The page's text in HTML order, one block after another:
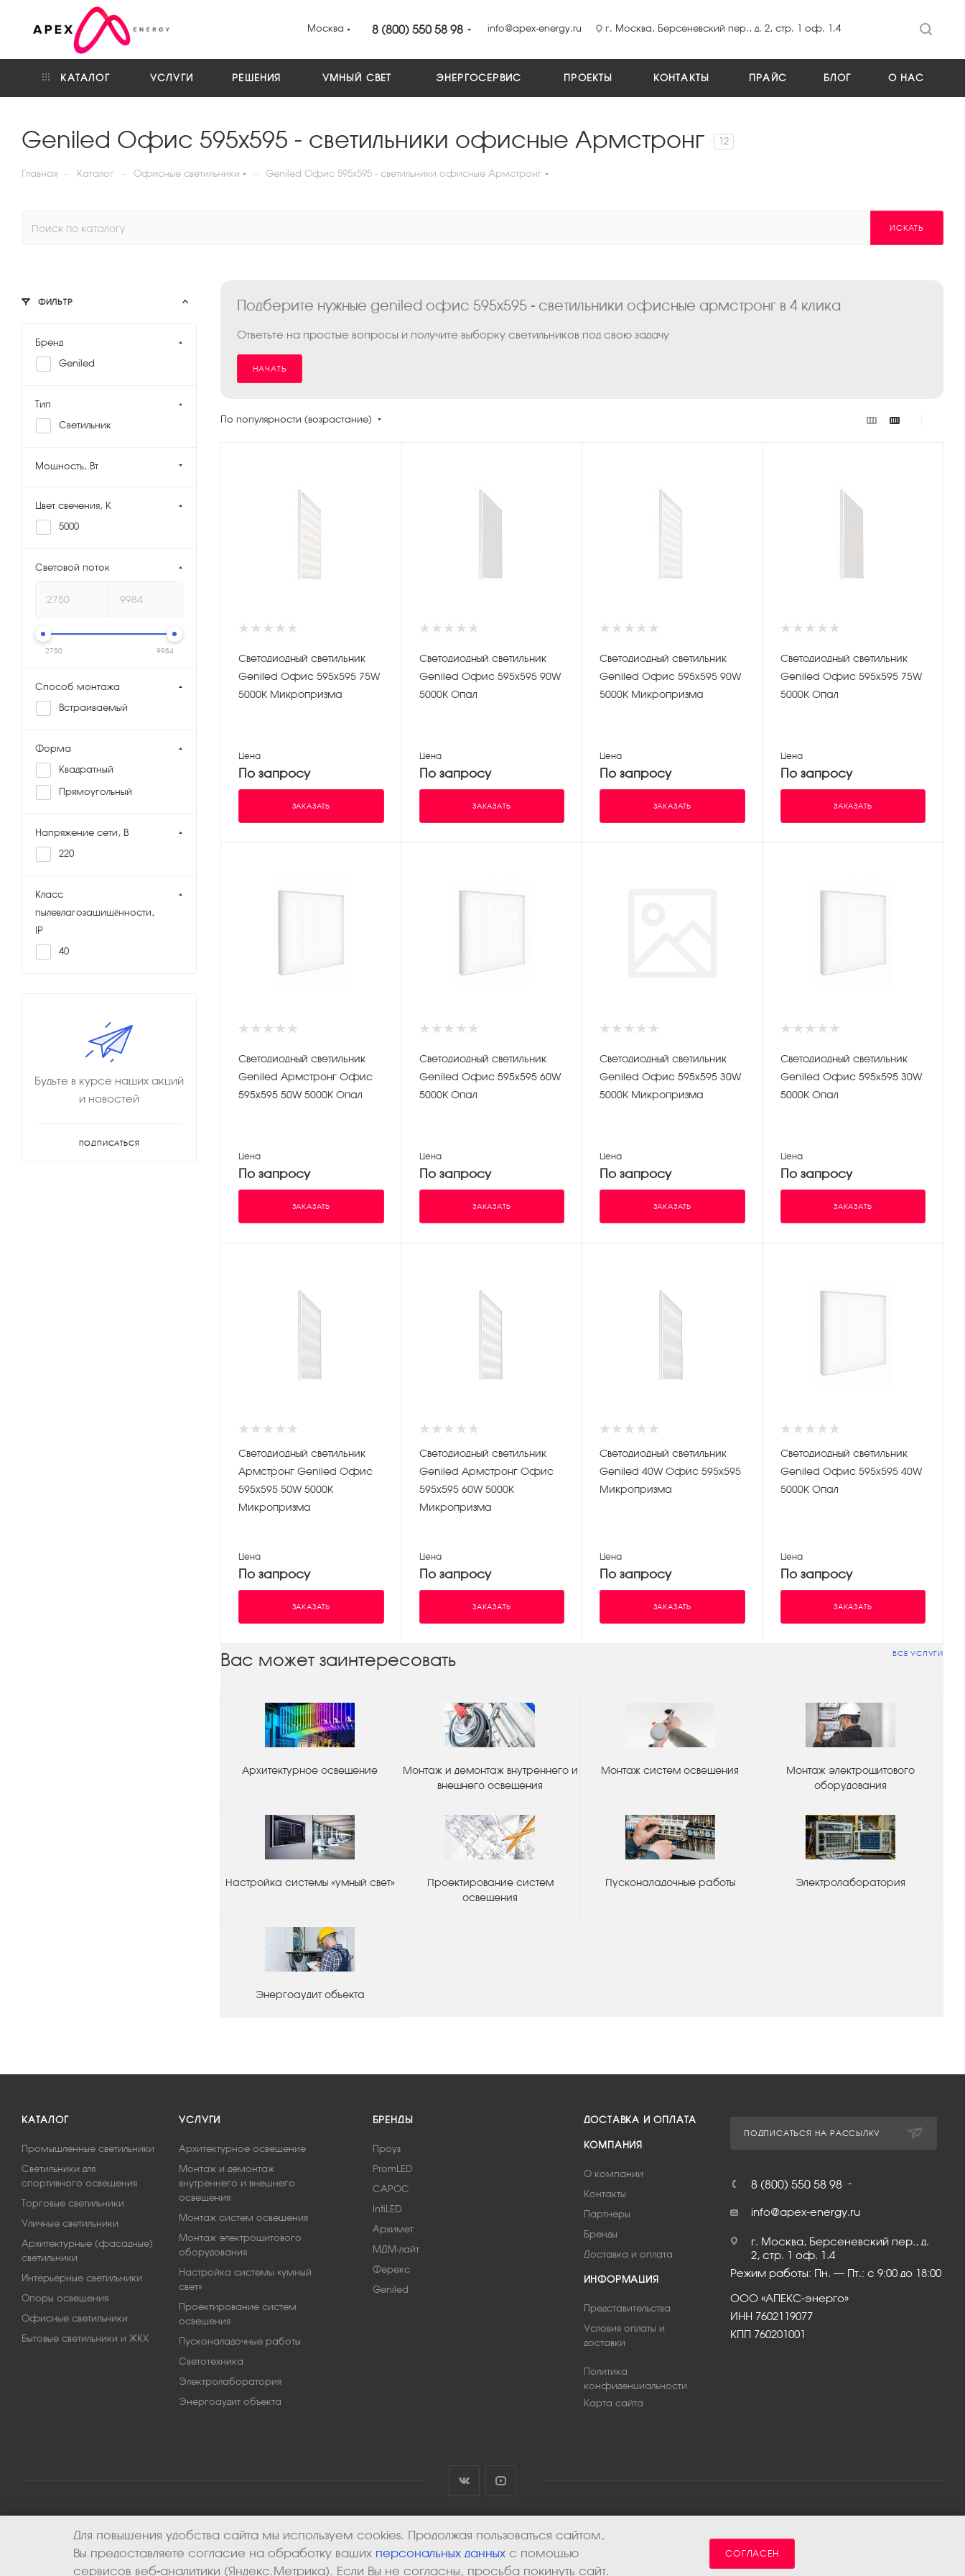
Москва 8 (800) 550 58 98 info@apex-energy.ru г. Москва, Берсеневский пер., д. 2, стр. 1 оф. 1.4
КАТАЛОГ УСЛУГИ РЕШЕНИЯ УМНЫЙ СВЕТ ЭНЕРГОСЕРВИС ПРОЕКТЫ КОНТАКТЫ ПРАЙС БЛОГ О НАС
Geniled Офис 595х595 - светильники офисные Армстронг 12
Главная — Каталог — Офисные светильники — Geniled Офис 595х595 - светильники офисные Армстронг
ИСКАТЬ
Подберите нужные geniled офис 595х595 - светильники офисные армстронг в 4 клика
Ответьте на простые вопросы и получите выборку светильников под свою задачу
НАЧАТЬ
По популярности (возрастание)
Светодиодный светильник
Geniled Офис 595х595 75W
5000K Микропризма
Цена
По запросу
ЗАКАЗАТЬ
Светодиодный светильник
Geniled Офис 595х595 90W
5000K Опал
Цена
По запросу
ЗАКАЗАТЬ
Светодиодный светильник
Geniled Офис 595х595 90W
5000K Микропризма
Цена
По запросу
ЗАКАЗАТЬ
Светодиодный светильник
Geniled Офис 595х595 75W
5000K Опал
Цена
По запросу
ЗАКАЗАТЬ
Светодиодный светильник
Geniled Армстронг Офис
595х595 50W 5000K Опал
Цена
По запросу
ЗАКАЗАТЬ
Светодиодный светильник
Geniled Офис 595х595 60W
5000K Опал
Цена
По запросу
ЗАКАЗАТЬ
Светодиодный светильник
Geniled Офис 595х595 30W
5000K Микропризма
Цена
По запросу
ЗАКАЗАТЬ
Светодиодный светильник
Geniled Офис 595х595 30W
5000K Опал
Цена
По запросу
ЗАКАЗАТЬ
Светодиодный светильник
Армстронг Geniled Офис
595х595 50W 5000K
Микропризма
Цена
По запросу
ЗАКАЗАТЬ
Светодиодный светильник
Geniled Армстронг Офис
595х595 60W 5000K
Микропризма
Цена
По запросу
ЗАКАЗАТЬ
Светодиодный светильник
Geniled 40W Офис 595х595
Микропризма
Цена
По запросу
ЗАКАЗАТЬ
Светодиодный светильник
Geniled Офис 595х595 40W
5000K Опал
Цена
По запросу
ЗАКАЗАТЬ
Вас может заинтересовать ВСЕ УСЛУГИ
Архитектурное освещение
Монтаж и демонтаж внутреннего и
внешнего освещения
Монтаж систем освещения
Монтаж электрощитового
оборудования
Настройка системы «умный свет»
Проектирование систем
освещения
Пусконаладочные работы Электролаборатория
Энергоаудит объекта
ФИЛЬТР
Бренд
Geniled
Тип
Светильник
Мощность, Вт
Цвет свечения, K
5000
Световой поток
2750 9984
Способ монтажа
Встраиваемый
Форма
Квадратный
Прямоугольный
Напряжение сети, В
220
Класс
пылевлагозащищённости,
IP
40
Будьте в курсе наших акций
и новостей
ПОДПИСАТЬСЯ
КАТАЛОГ
Промышленные светильники
Светильники для
спортивного освещения
Торговые светильники
Уличные светильники
Архитектурные (фасадные)
светильники
Интерьерные светильники
Опоры освещения
Офисные светильники
Бытовые светильники и ЖКХ
УСЛУГИ
Архитектурное освещение
Монтаж и демонтаж
внутреннего и внешнего
освещения
Монтаж систем освещения
Монтаж электрощитового
оборудования
Настройка системы «умный
свет»
Проектирование систем
освещения
Пусконаладочные работы
Светотехника
Электролаборатория
Энергоаудит объекта
БРЕНДЫ
Проуз
PromLED
САРОС
IntiLED
Архимет
МДМ-лайт
Ферекс
Geniled
ДОСТАВКА И ОПЛАТА
КОМПАНИЯ
О компании
Контакты
Партнеры
Бренды
Доставка и оплата
ИНФОРМАЦИЯ
Представительства
Условия оплаты и
доставки
Политика
конфиденциальности
Карта сайта
ПОДПИСАТЬСЯ НА РАССЫЛКУ
8 (800) 550 58 98
info@apex-energy.ru
г. Москва, Берсеневский пер., д.
2, стр. 1 оф. 1.4
Режим работы: Пн. – Пт.: с 9:00 до 18:00
ООО «АПЕКС-энерго»
ИНН 7602119077
КПП 760201001
2026 © ООО «Апекс-энерго». Все права защищены.
Для повышения удобства сайта мы используем cookies. Продолжая пользоваться сайтом,
Вы предоставляете согласие на обработку ваших персональных данных с помощью
сервисов веб-аналитики (Яндекс.Метрика). Если Вы не согласны, просьба покинуть сайт.
СОГЛАСЕН